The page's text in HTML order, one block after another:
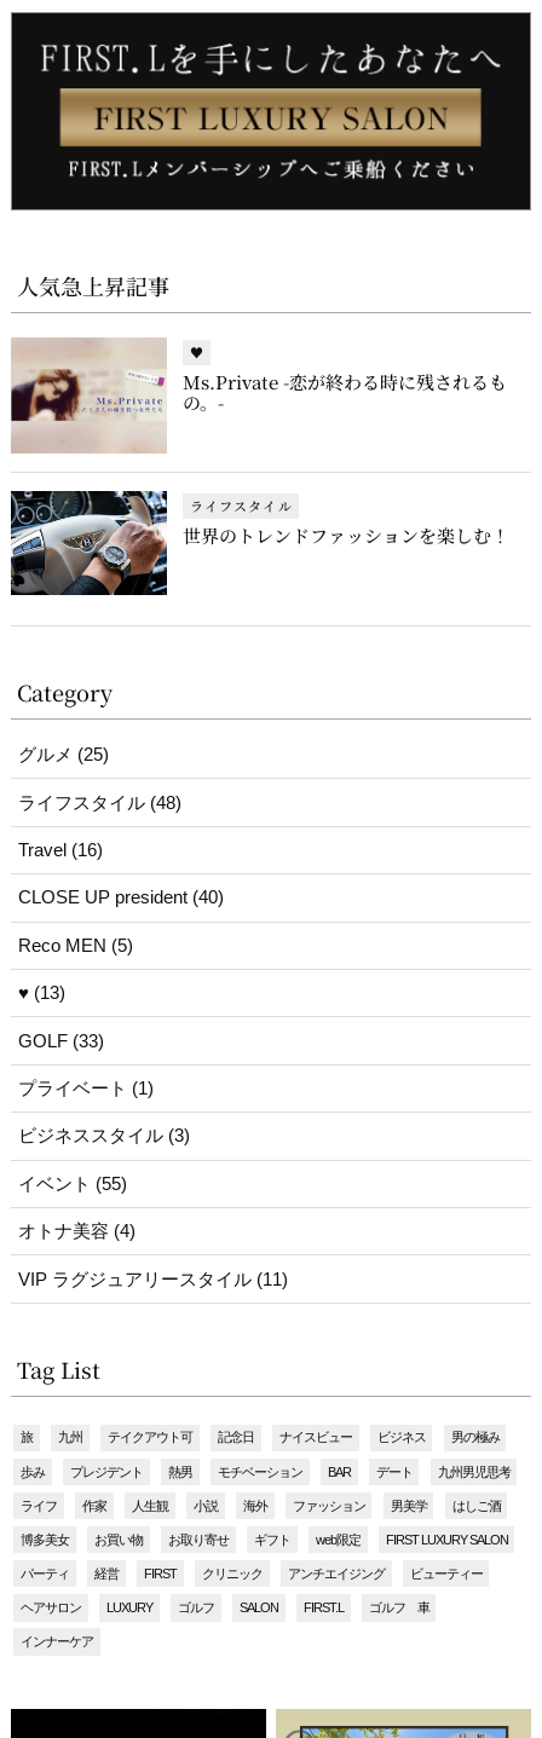
人気急上昇記事
♥
Ms.Private -恋が終わる時に残されるも
の。-
ライフスタイル
世界のトレンドファッションを楽しむ！
Category
グルメ (25)
ライフスタイル (48)
Travel (16)
CLOSE UP president (40)
Reco MEN (5)
♥ (13)
GOLF (33)
プライベート (1)
ビジネススタイル (3)
イベント (55)
オトナ美容 (4)
VIP ラグジュアリースタイル (11)
Tag List
旅 九州 テイクアウト可 記念日 ナイスビュー ビジネス 男の極み
歩み プレジデント 熱男 モチベーション BAR デート 九州男児思考
ライフ 作家 人生観 小説 海外 ファッション 男美学 はしご酒
博多美女 お買い物 お取り寄せ ギフト web限定 FIRST LUXURY SALON
パーティ 経営 FIRST クリニック アンチエイジング ビューティー
ヘアサロン LUXURY ゴルフ SALON FIRST.L ゴルフ 車
インナーケア